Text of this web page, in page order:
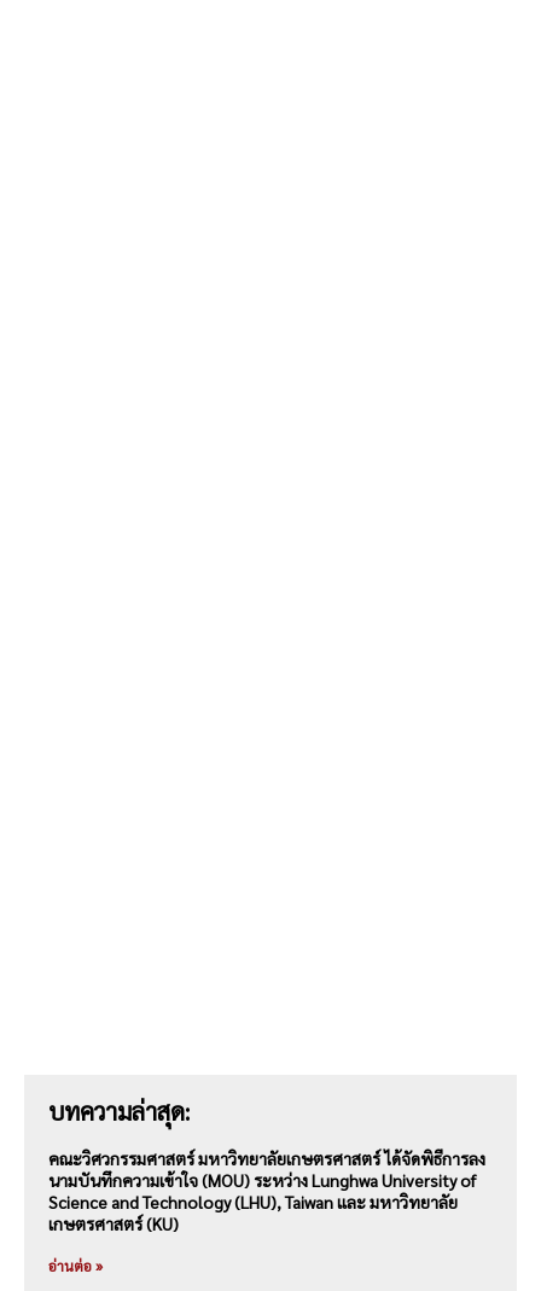
บทความล่าสุด:
คณะวิศวกรรมศาสตร์ มหาวิทยาลัยเกษตรศาสตร์ ได้จัดพิธีการลง
นามบันทึกความเข้าใจ (MOU) ระหว่าง Lunghwa University of
Science and Technology (LHU), Taiwan และ มหาวิทยาลัย
เกษตรศาสตร์ (KU)
อ่านต่อ »